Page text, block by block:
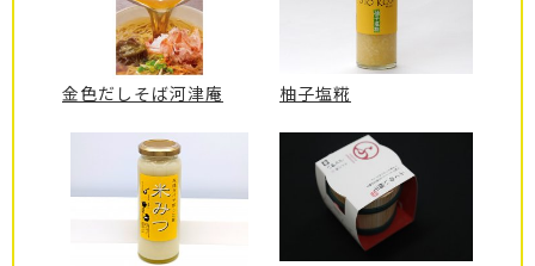
金色だしそば河津庵 柚子塩糀